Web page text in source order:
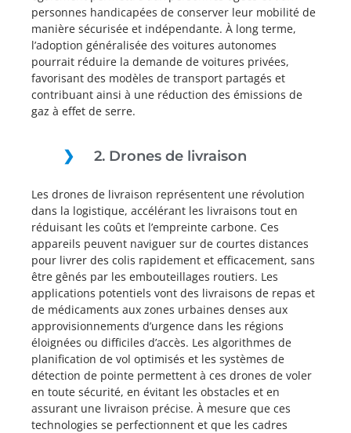
personnes handicapées de conserver leur mobilité de
manière sécurisée et indépendante. À long terme,
l’adoption généralisée des voitures autonomes
pourrait réduire la demande de voitures privées,
favorisant des modèles de transport partagés et
contribuant ainsi à une réduction des émissions de
gaz à effet de serre.
2. Drones de livraison
Les drones de livraison représentent une révolution
dans la logistique, accélérant les livraisons tout en
réduisant les coûts et l’empreinte carbone. Ces
appareils peuvent naviguer sur de courtes distances
pour livrer des colis rapidement et efficacement, sans
être gênés par les embouteillages routiers. Les
applications potentiels vont des livraisons de repas et
de médicaments aux zones urbaines denses aux
approvisionnements d’urgence dans les régions
éloignées ou difficiles d’accès. Les algorithmes de
planification de vol optimisés et les systèmes de
détection de pointe permettent à ces drones de voler
en toute sécurité, en évitant les obstacles et en
assurant une livraison précise. À mesure que ces
technologies se perfectionnent et que les cadres